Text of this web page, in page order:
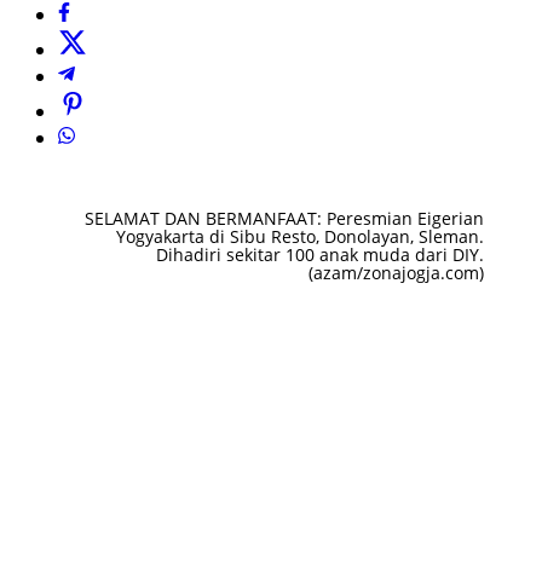
SELAMAT DAN BERMANFAAT: Peresmian Eigerian
Yogyakarta di Sibu Resto, Donolayan, Sleman.
Dihadiri sekitar 100 anak muda dari DIY.
(azam/zonajogja.com)